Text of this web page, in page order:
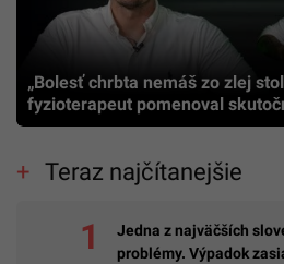
„Bolesť chrbta nemáš zo zlej
fyzioterapeut pomenoval
Teraz najčítanejšie
Jedna z najväčších
problémy. Výpadok